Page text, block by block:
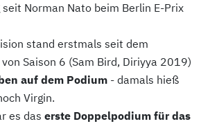
Norman Nato beim Berlin E-Prix
stand erstmals seit dem
Saison 6 (Sam Bird, Diriyya 2019)
auf dem Podium - damals hieß
Virgin.
es das erste Doppelpodium für das